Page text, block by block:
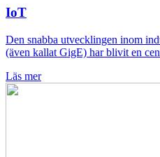
IoT
Den snabba utvecklingen inom
(även kallat GigE) har blivit en
Läs mer